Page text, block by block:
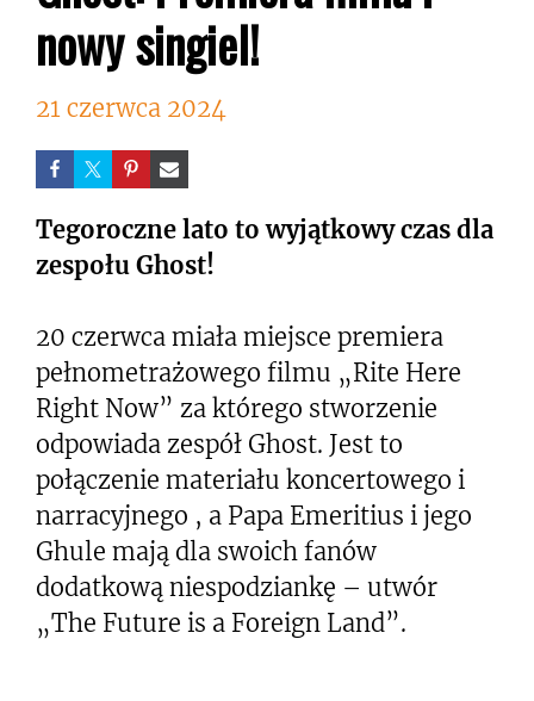
nowy singiel!
21 czerwca 2024
Tegoroczne lato to wyjątkowy czas dla
zespołu Ghost!
20 czerwca miała miejsce premiera
pełnometrażowego filmu „Rite Here
Right Now” za którego stworzenie
odpowiada zespół Ghost. Jest to
połączenie materiału koncertowego i
narracyjnego , a Papa Emeritius i jego
Ghule mają dla swoich fanów
dodatkową niespodziankę – utwór
„The Future is a Foreign Land”.